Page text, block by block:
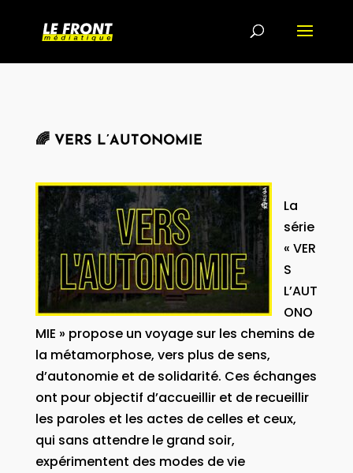
🌈 VERS L’AUTONOMIE
La
série
« VER
S
L’AUT
ONO
MIE » propose un voyage sur les chemins de
la métamorphose, vers plus de sens,
d’autonomie et de solidarité. Ces échanges
ont pour objectif d’accueillir et de recueillir
les paroles et les actes de celles et ceux,
qui sans attendre le grand soir,
expérimentent des modes de vie